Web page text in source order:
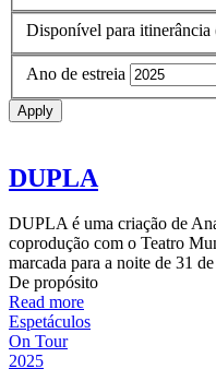
Disponível para
Ano de estreia
Apply
DUPLA
DUPLA é uma criação de
coprodução com o Teatro
marcada para a noite de 31
De propósito
Read more
Espetáculos
On Tour
2025